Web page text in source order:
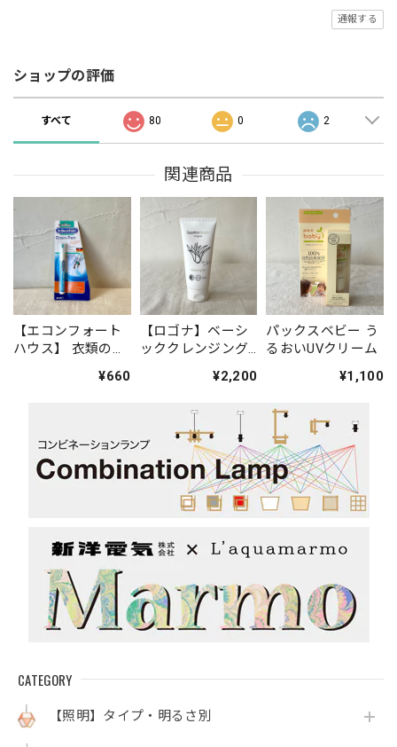
CATEGORY
【照明】タイプ・明るさ別
通報する
ショップの評価
すべて 80 0 2
関連商品
【エコンフォート
ハウス】 衣類のシ
¥660
【ロゴナ】ベーシ
ッククレンジング
¥2,200
パックスベビー う
るおいUVクリーム
¥1,100